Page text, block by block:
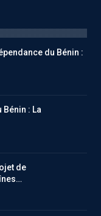
du Bénin :
Bénin : La
de